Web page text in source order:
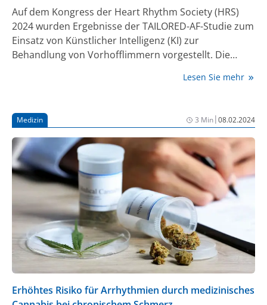
Auf dem Kongress der Heart Rhythm Society (HRS)
2024 wurden Ergebnisse der TAILORED-AF-Studie zum
Einsatz von Künstlicher Intelligenz (KI) zur
Behandlung von Vorhofflimmern vorgestellt. Die
Herzablation im Vergleich zu einer alleinigen
Hinblick auf das Ausbleiben von Vorhofflimmern mit
oder ohne zusätzliche Gabe von Antiarrhythmika
erzielt.
Lesen Sie mehr
Medizin 3 Min|08.02.2024
Erhöhtes Risiko für Arrhythmien durch medizinisches